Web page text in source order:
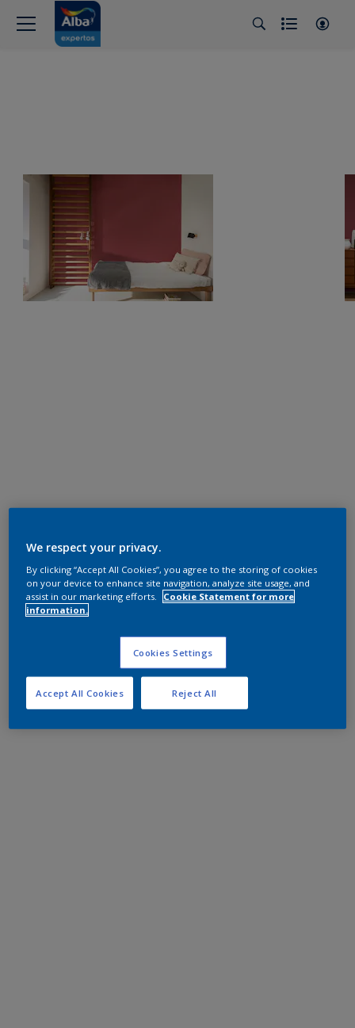
We respect your privacy.
By clicking “Accept All Cookies”, you agree to the storing of cookies
on your device to enhance site navigation, analyze site usage, and
assist in our marketing efforts.
Cookie Statement for more
information.
Cookies Settings
Reject All
Accept All Cookies